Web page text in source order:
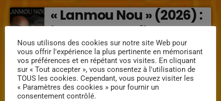
« Lanmou Nou » (2026) :
la rencontre vibrante
entre Victor O et
Jocelyne Béroard
INTERVENANTS
Nous utilisons des cookies sur notre site Web pour
vous offrir l'expérience la plus pertinente en mémorisant
vos préférences et en répétant vos visites. En cliquant
sur « Tout accepter », vous consentez à l'utilisation de
TOUS les cookies. Cependant, vous pouvez visiter les
« Paramètres des cookies » pour fournir un
consentement contrôlé.